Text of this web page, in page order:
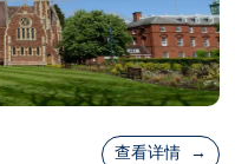
查看详情 →